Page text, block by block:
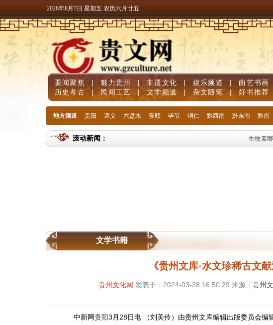
2026年8月7日 星期五 农历六月廿五
要闻聚焦 | 魅力贵州 | 非遗文化 | 娱乐频道 | 曲艺书画
历史考古
| 民间工艺 | 文学频道 | 杂文随笔 | 好书推荐
地方频道 贵阳 遵义 六盘水 安顺 毕节 铜仁 黔西南 黔东南 黔南
滚动新闻： 生物素哪
文学书籍
《贵州文库·水文珍稀古文
贵州文化网 发表于：2024-03-28 16:50:29 来源： 贵州
中新网贵阳3月28日电 （刘美伶）由贵州文库编辑出版委员会编